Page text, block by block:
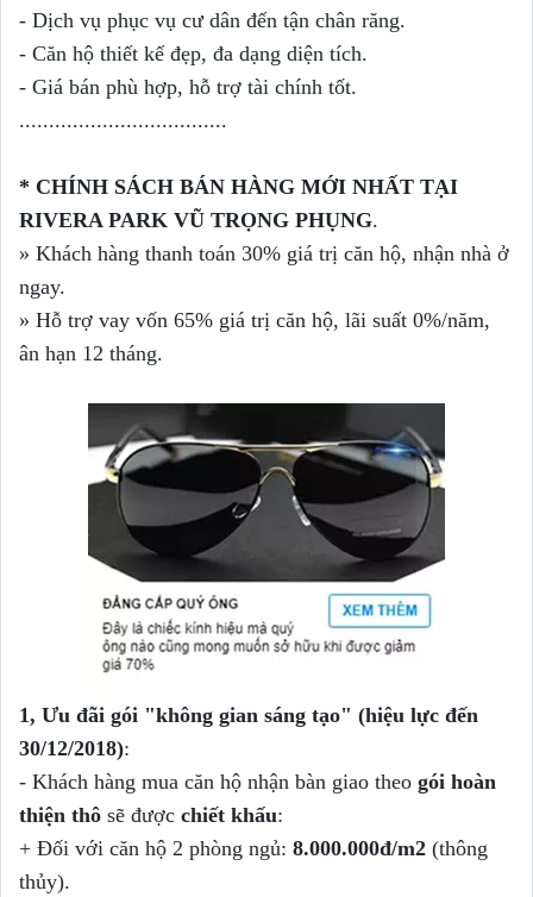
- Dịch vụ phục vụ cư dân đến tận chân răng.
- Căn hộ thiết kế đẹp, đa dạng diện tích.
- Giá bán phù hợp, hỗ trợ tài chính tốt.
...................................
* CHÍNH SÁCH BÁN HÀNG MỚI NHẤT TẠI
RIVERA PARK VŨ TRỌNG PHỤNG.
» Khách hàng thanh toán 30% giá trị căn hộ, nhận nhà ở
ngay.
» Hỗ trợ vay vốn 65% giá trị căn hộ, lãi suất 0%/năm,
ân hạn 12 tháng.
1, Ưu đãi gói "không gian sáng tạo" (hiệu lực đến
30/12/2018):
- Khách hàng mua căn hộ nhận bàn giao theo gói hoàn
thiện thô sẽ được chiết khấu:
+ Đối với căn hộ 2 phòng ngủ: 8.000.000đ/m2 (thông
thủy).